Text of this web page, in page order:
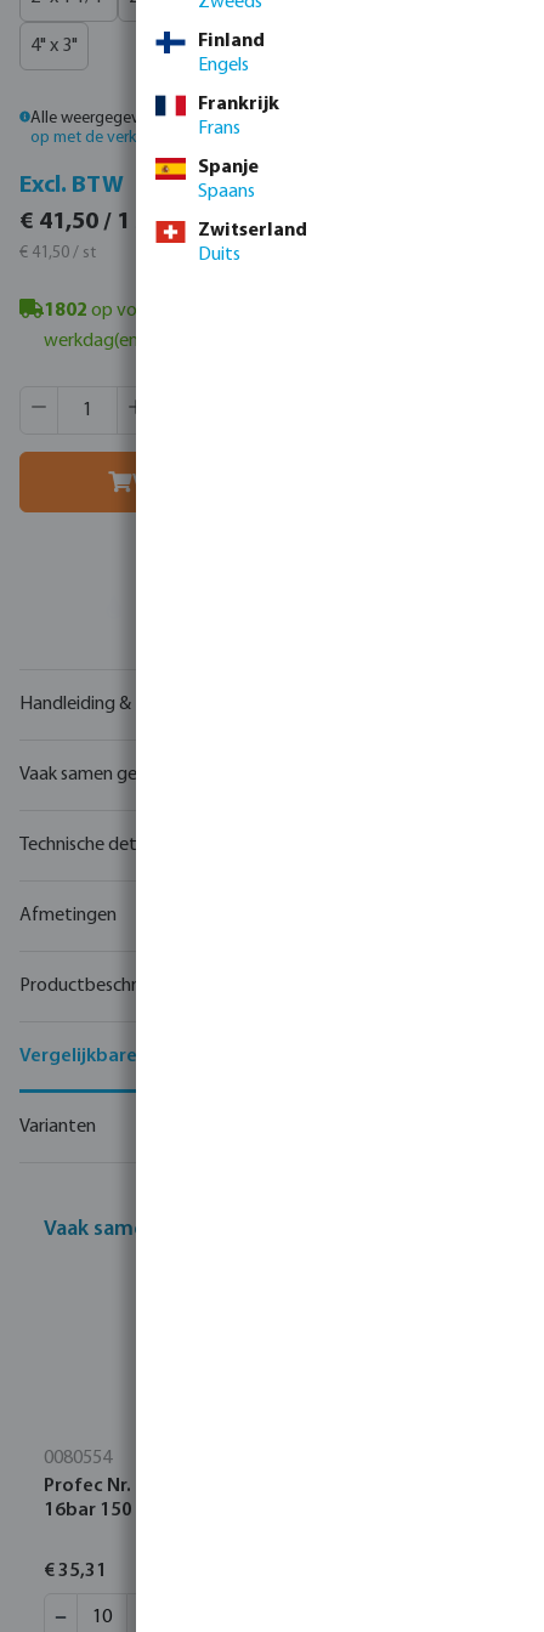
4" x 3"
Alle weergegeven prijzen zijn inclusief btw.
op met de verkoopafdelingvoor aangepaste prijzen.
Excl. BTW
€ 41,50 / 1 st
€ 41,50 / st
Incl. BTW
€ 50,21 / 1 st
€ 50,21 / st
1802 op voorraad in Veghel, NL
werkdag(en)
Producthoeveelheid: Voer de gewenste hoeveelheid in of
Voeg toe aan winkelmandje
Handleiding & tekeningen
Vaak samen gekocht
Technische details
Afmetingen
Productbeschrijving
Vergelijkbare producten
Varianten
Vaak samen gekocht
0080554
Profec Nr. 23 Pijpnippel RVS 316 1/2" buitendraad
16bar 150 mm
€ 35,31
Finland
Engels
Frankrijk
Frans
Spanje
Spaans
Zwitserland
Duits